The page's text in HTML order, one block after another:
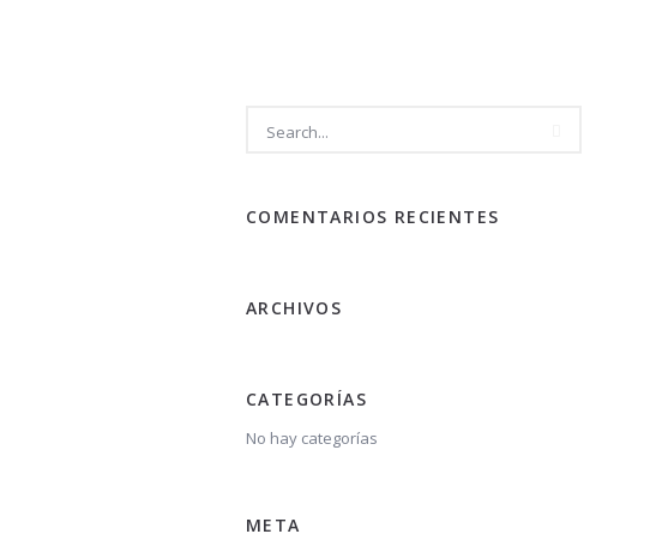
COMENTARIOS RECIENTES
ARCHIVOS
CATEGORÍAS
No hay categorías
META